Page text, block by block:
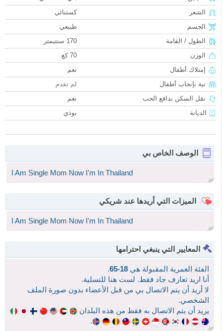
الشعر
كستنائي
الجسم
طبيعي
الطول / القامة
170 سنتيمتر
الوزن
70 كغ
إمتلاك أطفال
نعم
نية بإنجاب أطفال
لم تقدم
نقل السكن بدافع الحب
نعم
الديانة
بوذي
الوصف الخاص بي
I​ Am​ Single​ Mom​ Now​ I'm​ In​ Thailand​
الميزات التي أريدها عند شريكي
I​ Am​ Single​ Mom​ Now​ I'm​ In​ Thailand​
المعايير التي ينبغي احترامها
الفئة العمرية المقبولة هي 18-65
.
أنا اريد تعارف جاد فقط. لست هنا للتسلية.
لا أريد أن يتم الاتصال بي من قبل الأعضاء بدون صورة الملف
الشخصي.
يريد أن يتم الاتصال به فقط من هذه البلدان
.